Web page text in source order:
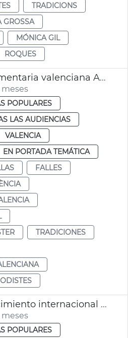
TRADICIONS
GROSSA
MÓNICA GIL
ROQUES
Exposición indumentaria valenciana Ayuntamiento València
POPULARES
LAS AUDIENCIAS
VALENCIA
EN PORTADA TEMÁTICA
FALLES
TRADICIONES
Impulso reconocimiento internacional Corpus Christi València
POPULARES